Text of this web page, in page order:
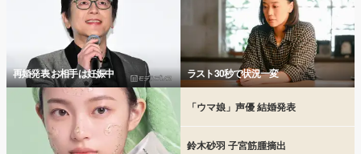
再婚発表 お相手は妊娠中 ラスト30秒で状況一変
「ウマ娘」声優 結婚発表
鈴木砂羽 子宮筋腫摘出